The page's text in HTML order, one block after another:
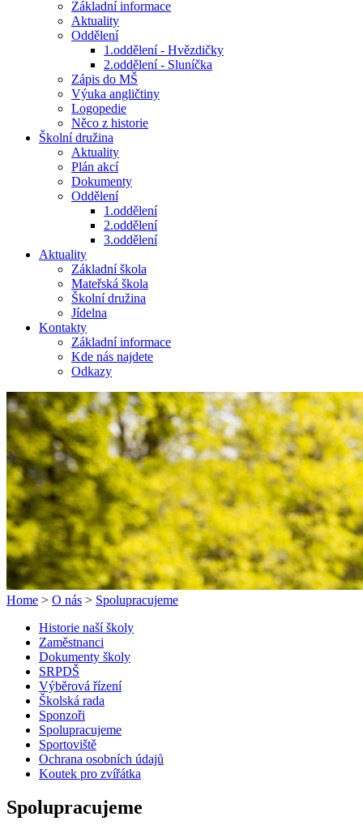
Základní informace
Aktuality
Oddělení
1.oddělení - Hvězdičky
2.oddělení - Sluníčka
Zápis do MŠ
Výuka angličtiny
Logopedie
Něco z historie
Školní družina
Aktuality
Plán akcí
Dokumenty
Oddělení
1.oddělení
2.oddělení
3.oddělení
Aktuality
Základní škola
Mateřská škola
Školní družina
Jídelna
Kontakty
Základní informace
Kde nás najdete
Odkazy
Home > O nás > Spolupracujeme
Historie naší školy
Zaměstnanci
Dokumenty školy
SRPDŠ
Výběrová řízení
Školská rada
Sponzoři
Spolupracujeme
Sportoviště
Ochrana osobních údajů
Koutek pro zvířátka
Spolupracujeme